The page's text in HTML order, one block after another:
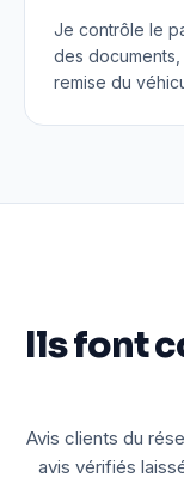
Je contrôle le
des
remise du
Ils font
Avis clients du
avis vérifiés